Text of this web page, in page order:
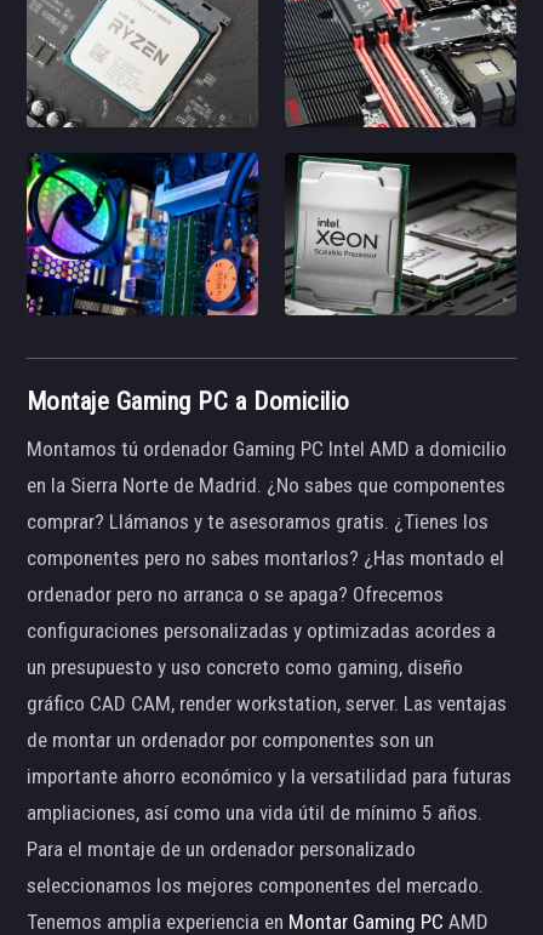
Montaje Gaming PC a Domicilio
Montamos tú ordenador Gaming PC Intel AMD a domicilio
en la Sierra Norte de Madrid. ¿No sabes que componentes
comprar? Llámanos y te asesoramos gratis. ¿Tienes los
componentes pero no sabes montarlos? ¿Has montado el
ordenador pero no arranca o se apaga? Ofrecemos
configuraciones personalizadas y optimizadas acordes a
un presupuesto y uso concreto como gaming, diseño
gráfico CAD CAM, render workstation, server. Las ventajas
de montar un ordenador por componentes son un
importante ahorro económico y la versatilidad para futuras
ampliaciones, así como una vida útil de mínimo 5 años.
Para el montaje de un ordenador personalizado
seleccionamos los mejores componentes del mercado.
Tenemos amplia experiencia en Montar Gaming PC AMD